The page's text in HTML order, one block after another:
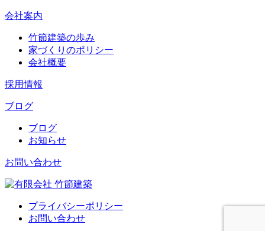
会社案内
竹節建築の歩み
家づくりのポリシー
会社概要
採用情報
ブログ
ブログ
お知らせ
お問い合わせ
プライバシーポリシー
お問い合わせ